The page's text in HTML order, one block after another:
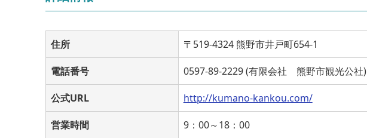
住所 〒519-4324 熊野市井戸町654-1
電話番号 0597-89-2229 (有限会社 熊野市観光公社)
公式URL http://kumano-kankou.com/
営業時間 9：00～18：00